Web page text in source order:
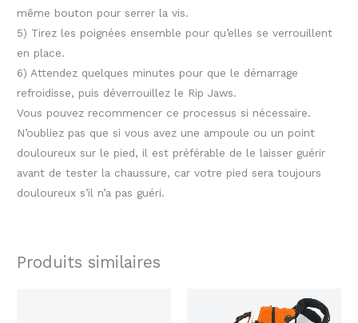
même bouton pour serrer la vis.
5) Tirez les poignées ensemble pour qu’elles se verrouillent
en place.
6) Attendez quelques minutes pour que le démarrage
refroidisse, puis déverrouillez le Rip Jaws.
Vous pouvez recommencer ce processus si nécessaire.
N’oubliez pas que si vous avez une ampoule ou un point
douloureux sur le pied, il est préférable de le laisser guérir
avant de tester la chaussure, car votre pied sera toujours
douloureux s’il n’a pas guéri.
Produits similaires
prix
initial
prix
actuel